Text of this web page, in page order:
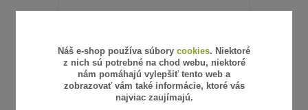
6 hodnotenie
UMELÝ RATAN - VZORKA
Náš e-shop používa súbory cookies. Niektoré
z nich sú potrebné na chod webu, niektoré
nám pomáhajú vylepšiť tento web a
zobrazovať vám také informácie, ktoré vás
najviac zaujímajú.